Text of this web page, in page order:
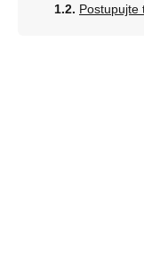
Postupujte